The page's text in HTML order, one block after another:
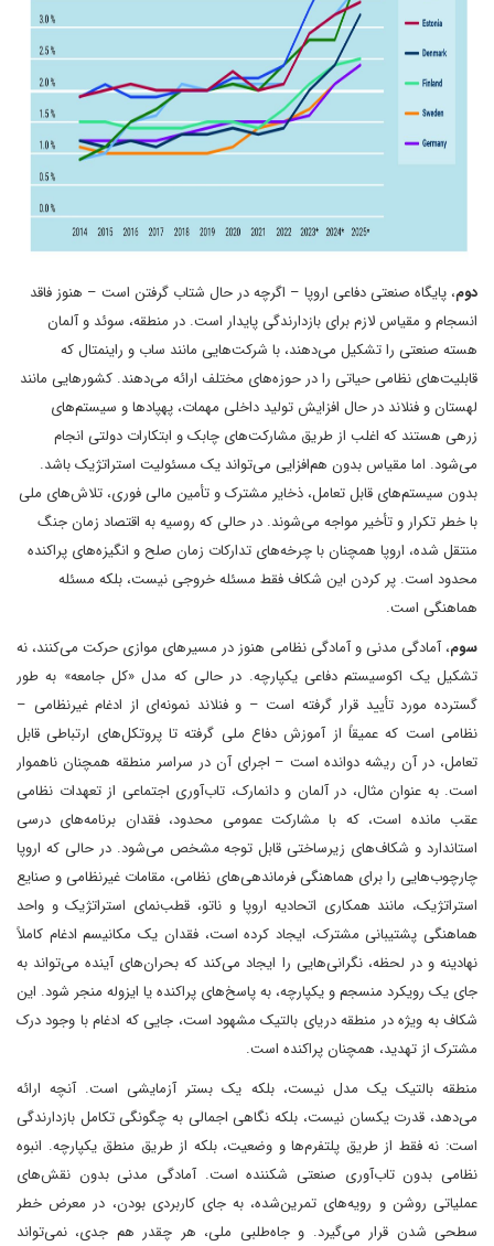
دوم، پایگاه صنعتی دفاعی اروپا – اگرچه در حال شتاب گرفتن است – هنوز فاقد
انسجام و مقیاس لازم برای بازدارندگی پایدار است. در منطقه، سوئد و آلمان
هسته صنعتی را تشکیل می‌دهند، با شرکت‌هایی مانند ساب و راینمتال که
قابلیت‌های نظامی حیاتی را در حوزه‌های مختلف ارائه می‌دهند. کشورهایی مانند
لهستان و فنلاند در حال افزایش تولید داخلی مهمات، پهپادها و سیستم‌های
زرهی هستند که اغلب از طریق مشارکت‌های چابک و ابتکارات دولتی انجام
می‌شود. اما مقیاس بدون هم‌افزایی می‌تواند یک مسئولیت استراتژیک باشد.
بدون سیستم‌های قابل تعامل، ذخایر مشترک و تأمین مالی فوری، تلاش‌های ملی
با خطر تکرار و تأخیر مواجه می‌شوند. در حالی که روسیه به اقتصاد زمان جنگ
منتقل شده، اروپا همچنان با چرخه‌های تدارکات زمان صلح و انگیزه‌های پراکنده
محدود است. پر کردن این شکاف فقط مسئله خروجی نیست، بلکه مسئله
هماهنگی است.
سوم، آمادگی مدنی و آمادگی نظامی هنوز در مسیرهای موازی حرکت می‌کنند، نه
تشکیل یک اکوسیستم دفاعی یکپارچه. در حالی که مدل «کل جامعه» به طور
گسترده مورد تأیید قرار گرفته است – و فنلاند نمونه‌ای از ادغام غیرنظامی –
نظامی است که عمیقاً از آموزش دفاع ملی گرفته تا پروتکل‌های ارتباطی قابل
تعامل، در آن ریشه دوانده است – اجرای آن در سراسر منطقه همچنان ناهموار
است. به عنوان مثال، در آلمان و دانمارک، تاب‌آوری اجتماعی از تعهدات نظامی
عقب مانده است، که با مشارکت عمومی محدود، فقدان برنامه‌های درسی
استاندارد و شکاف‌های زیرساختی قابل توجه مشخص می‌شود. در حالی که اروپا
چارچوب‌هایی را برای هماهنگی فرماندهی‌های نظامی، مقامات غیرنظامی و صنایع
استراتژیک، مانند همکاری اتحادیه اروپا و ناتو، قطب‌نمای استراتژیک و واحد
هماهنگی پشتیبانی مشترک، ایجاد کرده است، فقدان یک مکانیسم ادغام کاملاً
نهادینه و در لحظه، نگرانی‌هایی را ایجاد می‌کند که بحران‌های آینده می‌تواند به
جای یک رویکرد منسجم و یکپارچه، به پاسخ‌های پراکنده یا ایزوله منجر شود. این
شکاف به ویژه در منطقه دریای بالتیک مشهود است، جایی که ادغام با وجود درک
مشترک از تهدید، همچنان پراکنده است.
منطقه بالتیک یک مدل نیست، بلکه یک بستر آزمایشی است. آنچه ارائه
می‌دهد، قدرت یکسان نیست، بلکه نگاهی اجمالی به چگونگی تکامل بازدارندگی
است: نه فقط از طریق پلتفرم‌ها و وضعیت، بلکه از طریق منطق یکپارچه. انبوه
نظامی بدون تاب‌آوری صنعتی شکننده است. آمادگی مدنی بدون نقش‌های
عملیاتی روشن و رویه‌های تمرین‌شده، به جای کاربردی بودن، در معرض خطر
سطحی شدن قرار می‌گیرد. و جاه‌طلبی ملی، هر چقدر هم جدی، نمی‌تواند